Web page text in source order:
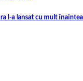
l-a lansat cu mult înaintea